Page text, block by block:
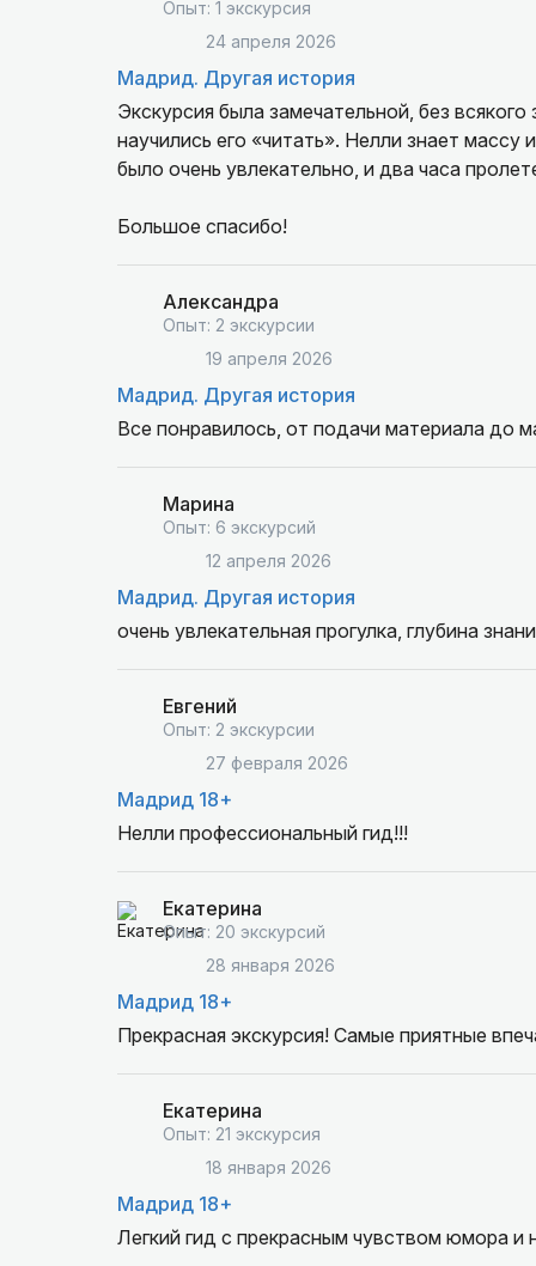
Опыт: 1 экскурсия
24 апреля 2026
Мадрид. Другая история
Экскурсия была замечательной, без
научились его «читать». Нелли знает
было очень увлекательно, и два часа
Большое спасибо!
Александра
Опыт: 2 экскурсии
19 апреля 2026
Мадрид. Другая история
Все понравилось, от подачи материала до
Марина
Опыт: 6 экскурсий
12 апреля 2026
Мадрид. Другая история
очень увлекательная прогулка, глубина
Евгений
Опыт: 2 экскурсии
27 февраля 2026
Мадрид 18+
Нелли профессиональный гид!!!
Екатерина
Опыт: 20 экскурсий
28 января 2026
Мадрид 18+
Прекрасная экскурсия! Самые приятные
Екатерина
Опыт: 21 экскурсия
18 января 2026
Мадрид 18+
Легкий гид с прекрасным чувством юмора и